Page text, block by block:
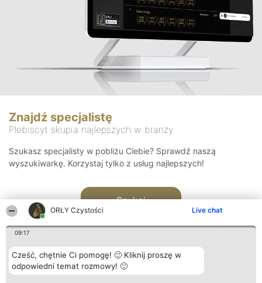
ORŁY Czystości Live chat
09:17
Cześć, chętnie Ci pomogę! 🙂 Kliknij proszę w
odpowiedni temat rozmowy! 🙂
Znajdź specjalistę
Plebiscyt skupia najlepszych w branży
Szukasz specjalisty w pobliżu Ciebie? Sprawdź naszą
wyszukiwarkę. Korzystaj tylko z usług najlepszych!
Szukaj